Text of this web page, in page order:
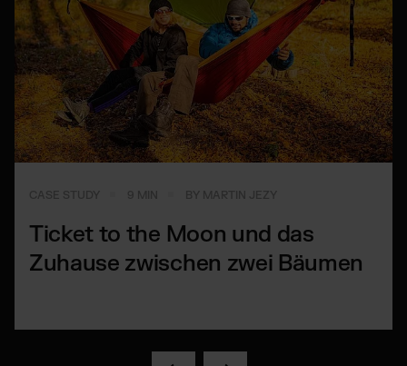
Ticket to the Moon und das
Zuhause zwischen zwei Bäumen